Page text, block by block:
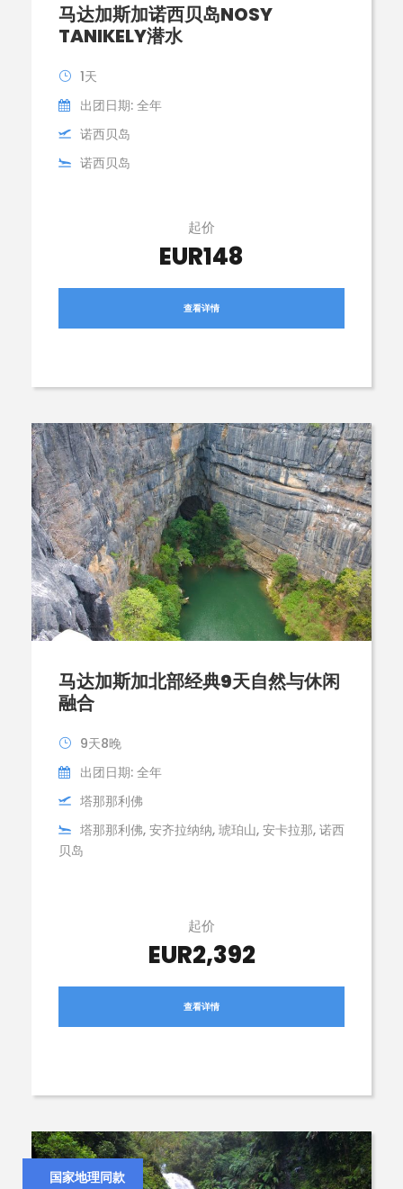
马达加斯加诺西贝岛NOSY
TANIKELY潜水
1天
出团日期: 全年
诺西贝岛
诺西贝岛
起价
EUR148
查看详情
马达加斯加北部经典9天自然与休闲
融合
9天8晚
出团日期: 全年
塔那那利佛
塔那那利佛, 安齐拉纳纳, 琥珀山, 安卡拉那, 诺西
贝岛
起价
EUR2,392
查看详情
国家地理同款